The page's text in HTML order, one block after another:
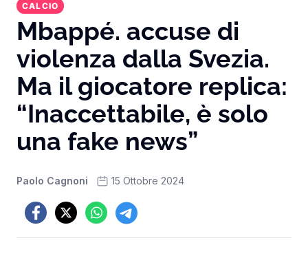
CALCIO
Mbappé. accuse di
violenza dalla Svezia.
Ma il giocatore replica:
“Inaccettabile, è solo
una fake news”
Paolo Cagnoni 15 Ottobre 2024